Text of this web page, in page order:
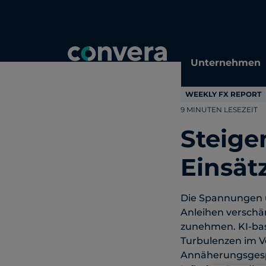
Unternehmen
WEEKLY FX REPORT
9 MINUTEN LESEZEIT
Die
Anleihen
zunehmen. KI-
Turbulenzen im